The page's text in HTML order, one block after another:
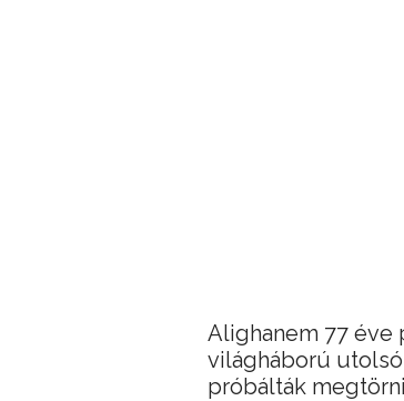
Alighanem 77 éve
világháború utolsó
próbálták